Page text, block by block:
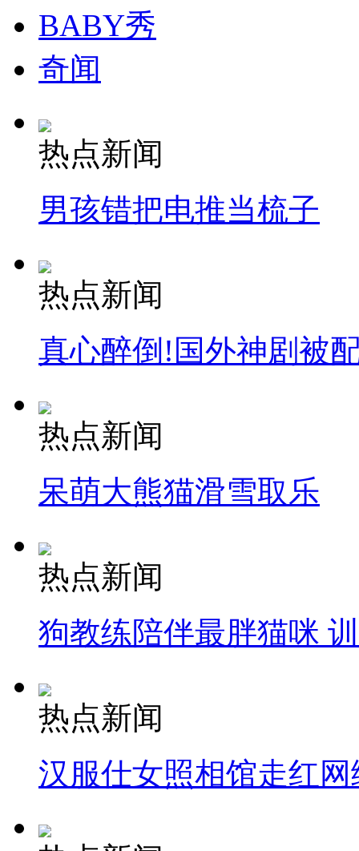
BABY秀
奇闻
热点新闻
男孩错把电推当梳子
热点新闻
真心醉倒!国外神剧被
热点新闻
呆萌大熊猫滑雪取乐
热点新闻
狗教练陪伴最胖猫咪
热点新闻
汉服仕女照相馆走红网